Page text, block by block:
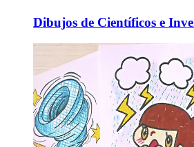
Dibujos de Científicos e